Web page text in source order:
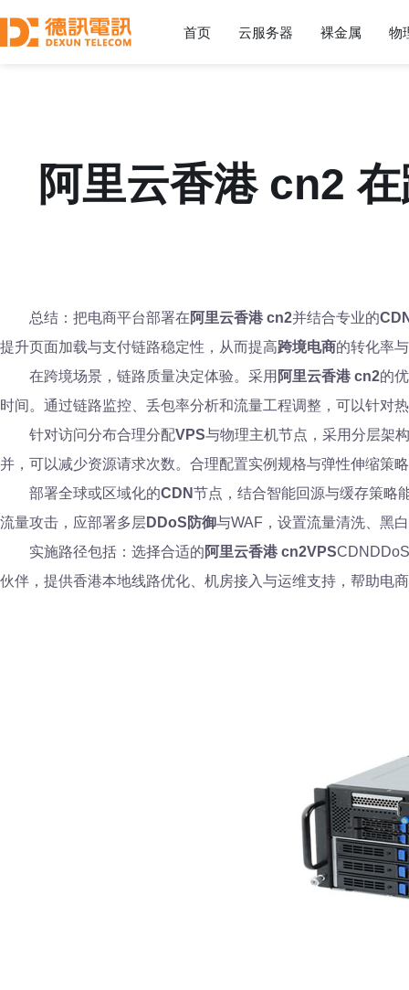
首页 云服务器 裸金属 物
阿里云香港 cn2
总结：把电商平台部署在阿里云香港 cn2并结合专业的
提升页面加载与支付链路稳定性，从而提高跨境电商的转化率
在跨境场景，链路质量决定体验。采用 阿里云香港 cn2的
时间。通过链路监控、丢包率分析和流量工程调整，可以针对
针对访问分布合理分配VPS与物理主机节点，采用分层架
并，可以减少资源请求次数。合理配置实例规格与弹性伸缩策
部署全球或区域化的CDN节点，结合智能回源与缓存策略
流量攻击，应部署多层DDoS防御与WAF，设置流量清洗、黑
实施路径包括：选择合适的阿里云香港 cn2VPS
伙伴，提供香港本地线路优化、机房接入与运维支持，帮助电